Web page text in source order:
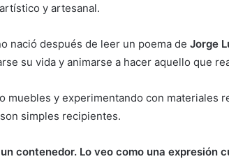
y artesanal.
nació después de leer un poema deJorge
su vida y animarse a hacer aquello que
muebles y experimentando con materiales
simples recipientes.
contenedor. Lo veo como una expresión